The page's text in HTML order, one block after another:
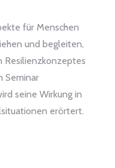
für Menschen
und begleiten,
Resilienzkonzeptes
Seminar
seine Wirkung in
erörtert.